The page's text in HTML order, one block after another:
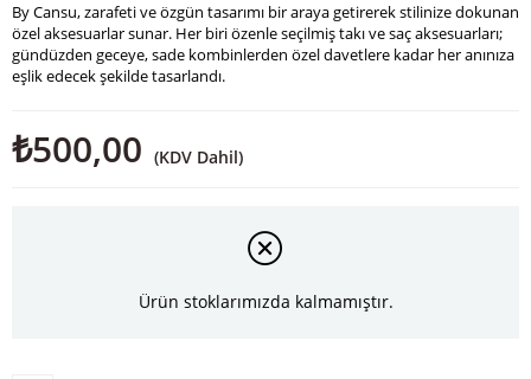
By Cansu, zarafeti ve özgün tasarımı bir araya getirerek stilinize dokunan
özel aksesuarlar sunar. Her biri özenle seçilmiş takı ve saç aksesuarları;
gündüzden geceye, sade kombinlerden özel davetlere kadar her anınıza
eşlik edecek şekilde tasarlandı.
₺500,00 (KDV Dahil)
Ürün stoklarımızda kalmamıştır.